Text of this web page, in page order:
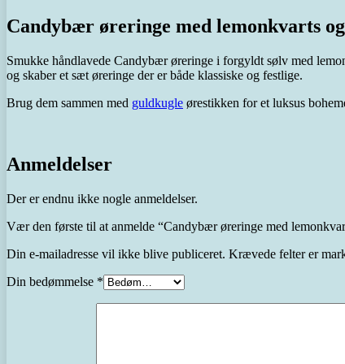
Candybær øreringe med lemonkvarts
Smukke håndlavede Candybær øreringe i forgyldt sølv med
og skaber et sæt øreringe der er både klassiske og festlige.
Brug dem sammen med guldkugle ørestikken for et luksus
Anmeldelser
Der er endnu ikke nogle anmeldelser.
Vær den første til at anmelde “Candybær øreringe med
Din e-mailadresse vil ikke blive publiceret. Krævede felter er
Din bedømmelse *